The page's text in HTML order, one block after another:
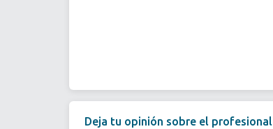
Deja tu opinión sobre el profesional